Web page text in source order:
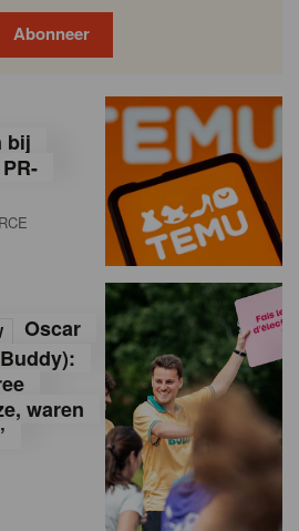
Abonneer
bij
Oscar
waren